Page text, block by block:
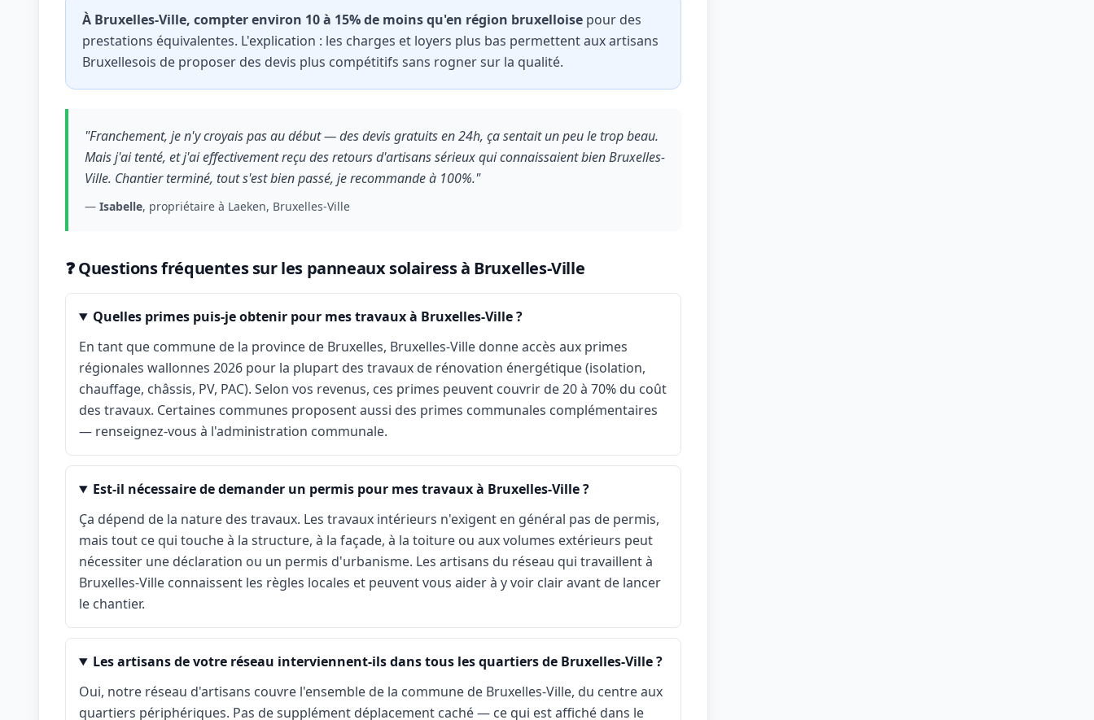
À Bruxelles-Ville, compter environ 10 à 15% de moins qu'en région bruxelloise pour des
prestations équivalentes. L'explication : les charges et loyers plus bas permettent aux artisans
Bruxellesois de proposer des devis plus compétitifs sans rogner sur la qualité.
"Franchement, je n'y croyais pas au début — des devis gratuits en 24h, ça sentait un peu le trop beau.
Mais j'ai tenté, et j'ai effectivement reçu des retours d'artisans sérieux qui connaissaient bien Bruxelles-
Ville. Chantier terminé, tout s'est bien passé, je recommande à 100%."
— Isabelle, propriétaire à Laeken, Bruxelles-Ville
❓ Questions fréquentes sur les panneaux solairess à Bruxelles-Ville
Quelles primes puis-je obtenir pour mes travaux à Bruxelles-Ville ?
En tant que commune de la province de Bruxelles, Bruxelles-Ville donne accès aux primes
régionales wallonnes 2026 pour la plupart des travaux de rénovation énergétique (isolation,
chauffage, châssis, PV, PAC). Selon vos revenus, ces primes peuvent couvrir de 20 à 70% du coût
des travaux. Certaines communes proposent aussi des primes communales complémentaires
— renseignez-vous à l'administration communale.
Est-il nécessaire de demander un permis pour mes travaux à Bruxelles-Ville ?
Ça dépend de la nature des travaux. Les travaux intérieurs n'exigent en général pas de permis,
mais tout ce qui touche à la structure, à la façade, à la toiture ou aux volumes extérieurs peut
nécessiter une déclaration ou un permis d'urbanisme. Les artisans du réseau qui travaillent à
Bruxelles-Ville connaissent les règles locales et peuvent vous aider à y voir clair avant de lancer
le chantier.
Les artisans de votre réseau interviennent-ils dans tous les quartiers de Bruxelles-Ville ?
Oui, notre réseau d'artisans couvre l'ensemble de la commune de Bruxelles-Ville, du centre aux
quartiers périphériques. Pas de supplément déplacement caché — ce qui est affiché dans le